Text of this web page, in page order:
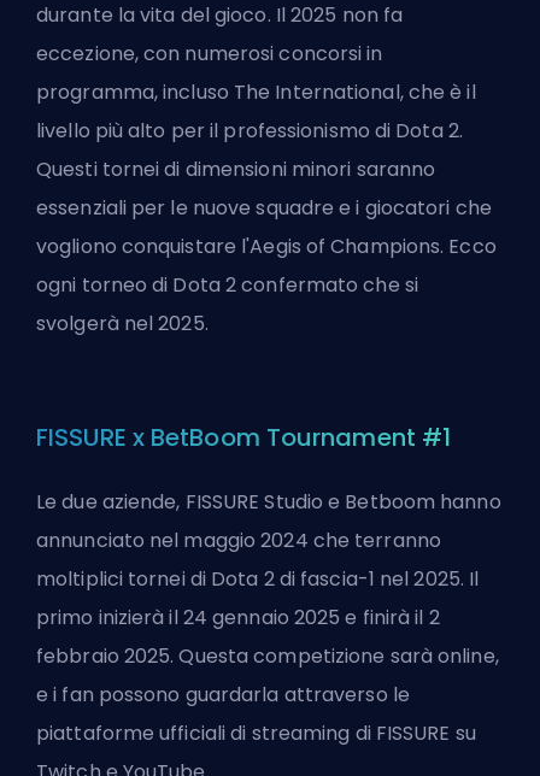
durante la vita del gioco. Il 2025 non fa
eccezione, con numerosi concorsi in
programma, incluso The International, che è il
livello più alto per il professionismo di Dota 2.
Questi tornei di dimensioni minori saranno
essenziali per le nuove squadre e i giocatori che
vogliono conquistare l'Aegis of Champions. Ecco
ogni torneo di Dota 2 confermato che si
svolgerà nel 2025.
FISSURE x BetBoom Tournament #1
Le due aziende, FISSURE Studio e Betboom hanno
annunciato nel maggio 2024 che terranno
moltiplici tornei di Dota 2 di fascia-1 nel 2025. Il
primo inizierà il 24 gennaio 2025 e finirà il 2
febbraio 2025. Questa competizione sarà online,
e i fan possono guardarla attraverso le
piattaforme ufficiali di streaming di FISSURE su